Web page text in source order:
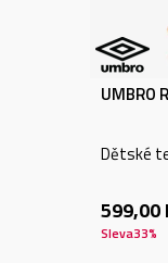
UMBRO
Dětské
599,00
Sleva33%